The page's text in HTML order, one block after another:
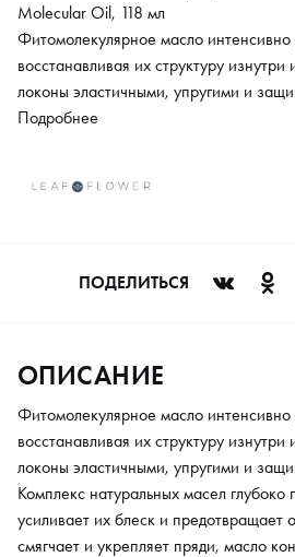
Molecular Oil, 118 мл
Фитомолекулярное масло интенсивно
восстанавливая их структуру
локоны эластичными, упругими и
Комплекс натуральных масел глубоко
а экстракт баобаба поддерживает
Подробнее
ПОДЕЛИТЬСЯ
ОПИСАНИЕ
Фитомолекулярное масло интенсивно
восстанавливая их структуру
локоны эластичными, упругими и
Комплекс натуральных масел глубоко
усиливает их блеск и предотвращает
смягчает и укрепляет пряди, масло